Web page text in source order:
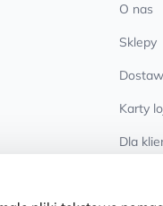
O nas
Sklepy
Karty
Dla